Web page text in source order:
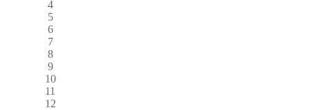
4
5
6
7
8
9
10
11
12